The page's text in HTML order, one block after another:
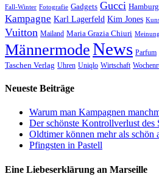
Fall-Winter Fotografie Gadgets Gucci Hamburg
Kampagne Karl Lagerfeld Kim Jones
Vuitton Mailand Maria Grazia Chiuri Meinung
MännermodeNews Parfum
Taschen Verlag Uhren Uniqlo Wirtschaft
Neueste Beiträge
Warum man Kampagnen
Der schönste Kontrollverlust des
Oldtimer können mehr als schön
Pfingsten in Pastell
Eine Liebeserklärung an Marseille